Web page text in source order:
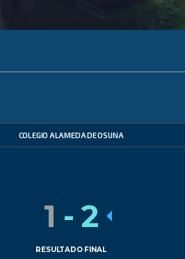
COLEGIO ALAMEDA DE OSUNA
1 - 2
RESULTADO FINAL